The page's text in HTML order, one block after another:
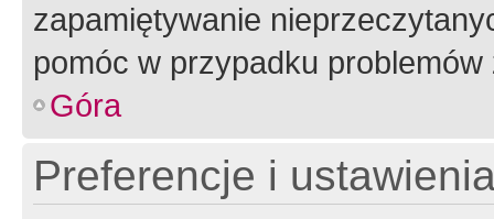
zapamiętywanie
pomóc w przypadku
Góra
Preferencje i